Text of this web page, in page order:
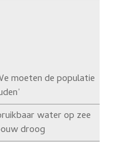
moeten de populatie
water op zee
droog